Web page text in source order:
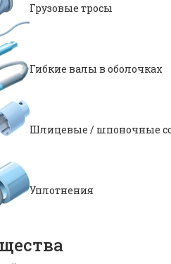
Грузовые тросы
Гибкие валы в оболочках
Шлицевые / шпоночные
Уплотнения